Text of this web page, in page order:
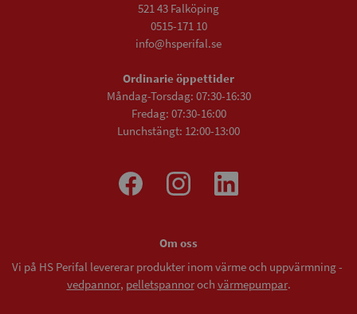
521 43 Falköping
0515-171 10
info@hsperifal.se
Ordinarie öppettider
Måndag-Torsdag: 07:30-16:30
Fredag: 07:30-16:00
Lunchstängt: 12:00-13:00
Om oss
Vi på HS Perifal levererar produkter inom värme och uppvärmning -
vedpannor, pelletspannoroch värmepumpar.